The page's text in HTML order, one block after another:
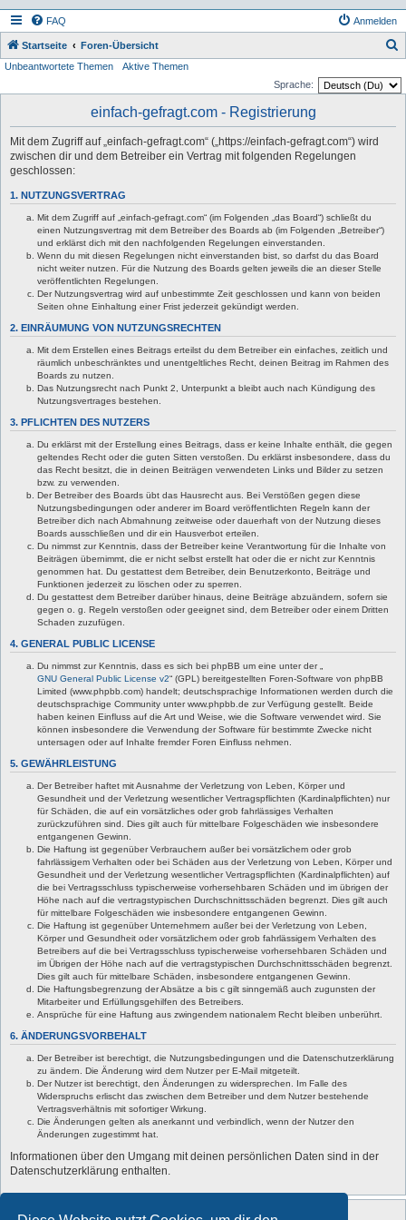
FAQ Anmelden
Startseite Foren-Übersicht
Unbeantwortete Themen
Aktive Themen
Sprache:
einfach-gefragt.com - Registrierung
Mit dem Zugriff auf „einfach-gefragt.com“ („https://einfach-gefragt.com“) wird
zwischen dir und dem Betreiber ein Vertrag mit folgenden Regelungen
geschlossen:
1. NUTZUNGSVERTRAG
Mit dem Zugriff auf „einfach-gefragt.com“ (im Folgenden „das Board“) schließt du
einen Nutzungsvertrag mit dem Betreiber des Boards ab (im Folgenden „Betreiber“)
und erklärst dich mit den nachfolgenden Regelungen einverstanden.
Wenn du mit diesen Regelungen nicht einverstanden bist, so darfst du das Board
nicht weiter nutzen. Für die Nutzung des Boards gelten jeweils die an dieser Stelle
veröffentlichten Regelungen.
Der Nutzungsvertrag wird auf unbestimmte Zeit geschlossen und kann von beiden
Seiten ohne Einhaltung einer Frist jederzeit gekündigt werden.
2. EINRÄUMUNG VON NUTZUNGSRECHTEN
Mit dem Erstellen eines Beitrags erteilst du dem Betreiber ein einfaches, zeitlich und
räumlich unbeschränktes und unentgeltliches Recht, deinen Beitrag im Rahmen des
Boards zu nutzen.
Das Nutzungsrecht nach Punkt 2, Unterpunkt a bleibt auch nach Kündigung des
Nutzungsvertrages bestehen.
3. PFLICHTEN DES NUTZERS
Du erklärst mit der Erstellung eines Beitrags, dass er keine Inhalte enthält, die gegen
geltendes Recht oder die guten Sitten verstoßen. Du erklärst insbesondere, dass du
das Recht besitzt, die in deinen Beiträgen verwendeten Links und Bilder zu setzen
bzw. zu verwenden.
Der Betreiber des Boards übt das Hausrecht aus. Bei Verstößen gegen diese
Nutzungsbedingungen oder anderer im Board veröffentlichten Regeln kann der
Betreiber dich nach Abmahnung zeitweise oder dauerhaft von der Nutzung dieses
Boards ausschließen und dir ein Hausverbot erteilen.
Du nimmst zur Kenntnis, dass der Betreiber keine Verantwortung für die Inhalte von
Beiträgen übernimmt, die er nicht selbst erstellt hat oder die er nicht zur Kenntnis
genommen hat. Du gestattest dem Betreiber, dein Benutzerkonto, Beiträge und
Funktionen jederzeit zu löschen oder zu sperren.
Du gestattest dem Betreiber darüber hinaus, deine Beiträge abzuändern, sofern sie
gegen o. g. Regeln verstoßen oder geeignet sind, dem Betreiber oder einem Dritten
Schaden zuzufügen.
4. GENERAL PUBLIC LICENSE
Du nimmst zur Kenntnis, dass es sich bei phpBB um eine unter der „
GNU General Public License v2“ (GPL) bereitgestellten Foren-Software von phpBB
Limited (www.phpbb.com) handelt; deutschsprachige Informationen werden durch die
deutschsprachige Community unter www.phpbb.de zur Verfügung gestellt. Beide
haben keinen Einfluss auf die Art und Weise, wie die Software verwendet wird. Sie
können insbesondere die Verwendung der Software für bestimmte Zwecke nicht
untersagen oder auf Inhalte fremder Foren Einfluss nehmen.
5. GEWÄHRLEISTUNG
Der Betreiber haftet mit Ausnahme der Verletzung von Leben, Körper und
Gesundheit und der Verletzung wesentlicher Vertragspflichten (Kardinalpflichten) nur
für Schäden, die auf ein vorsätzliches oder grob fahrlässiges Verhalten
zurückzuführen sind. Dies gilt auch für mittelbare Folgeschäden wie insbesondere
entgangenen Gewinn.
Die Haftung ist gegenüber Verbrauchern außer bei vorsätzlichem oder grob
fahrlässigem Verhalten oder bei Schäden aus der Verletzung von Leben, Körper und
Gesundheit und der Verletzung wesentlicher Vertragspflichten (Kardinalpflichten) auf
die bei Vertragsschluss typischerweise vorhersehbaren Schäden und im übrigen der
Höhe nach auf die vertragstypischen Durchschnittsschäden begrenzt. Dies gilt auch
für mittelbare Folgeschäden wie insbesondere entgangenen Gewinn.
Die Haftung ist gegenüber Unternehmern außer bei der Verletzung von Leben,
Körper und Gesundheit oder vorsätzlichem oder grob fahrlässigem Verhalten des
Betreibers auf die bei Vertragsschluss typischerweise vorhersehbaren Schäden und
im Übrigen der Höhe nach auf die vertragstypischen Durchschnittsschäden begrenzt.
Dies gilt auch für mittelbare Schäden, insbesondere entgangenen Gewinn.
Die Haftungsbegrenzung der Absätze a bis c gilt sinngemäß auch zugunsten der
Mitarbeiter und Erfüllungsgehilfen des Betreibers.
Ansprüche für eine Haftung aus zwingendem nationalem Recht bleiben unberührt.
6. ÄNDERUNGSVORBEHALT
Der Betreiber ist berechtigt, die Nutzungsbedingungen und die Datenschutzerklärung
zu ändern. Die Änderung wird dem Nutzer per E-Mail mitgeteilt.
Der Nutzer ist berechtigt, den Änderungen zu widersprechen. Im Falle des
Widerspruchs erlischt das zwischen dem Betreiber und dem Nutzer bestehende
Vertragsverhältnis mit sofortiger Wirkung.
Die Änderungen gelten als anerkannt und verbindlich, wenn der Nutzer den
Änderungen zugestimmt hat.
Informationen über den Umgang mit deinen persönlichen Daten sind in der
Datenschutzerklärung enthalten.